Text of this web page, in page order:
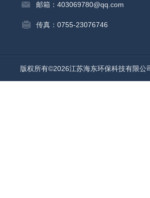
邮箱：403069780@qq.com
传真：0755-23076746
版权所有©2026江苏海东环保科技有限